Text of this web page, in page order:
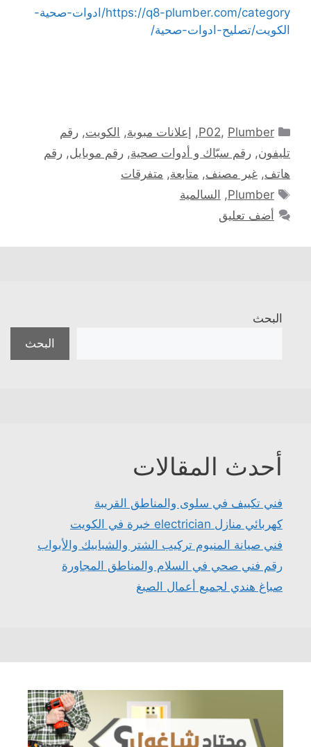
https://q8-plumber.com/category/ادوات-صحية-
الكويت/تصليح-ادوات-صحية/
التصنيفات P02, Plumber
, إعلانات مبوبة, الكويت,رقم
تليفون, رقم سبّاك و أدوات صحية, رقم موبايل, رقم
هاتف, غير مصنف, متابعة, متفرقات
الوسوم
Plumber
, السالمية
أضف تعليق
البحث
البحث
أحدث المقالات
فني تكييف في سلوى والمناطق القريبة
كهربائي منازل electrician خبرة في الكويت
فني صيانة المنيوم تركيب الشتر والشبابيك والأبواب
رقم فني صحي في السلام والمناطق المجاورة
صباغ هندي لجميع أعمال الصبغ